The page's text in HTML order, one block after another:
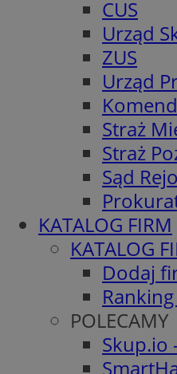
CUS
Urząd
ZUS
Urząd
Straż
Straż
Sąd
KATALOG FIRM
KATALOG
Dodaj
POLECAMY
Skup.io